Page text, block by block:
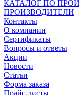
КАТАЛОГ ПО
ПРОИЗВОДИТЕЛИ
Контакты
О компании
Сертификаты
Вопросы и ответы
Акции
Новости
Статьи
Форма заказа